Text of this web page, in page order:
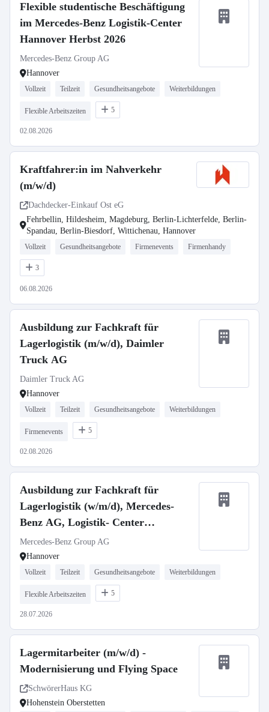
Flexible studentische Beschäftigung
im Mercedes-Benz Logistik-Center
Hannover Herbst 2026
Mercedes-Benz Group AG
Hannover
Vollzeit Teilzeit Gesundheitsangebote Weiterbildungen
Flexible Arbeitszeiten 5
02.08.2026
Kraftfahrer:in im Nahverkehr
(m/w/d)
Dachdecker-Einkauf Ost eG
Fehrbellin, Hildesheim, Magdeburg, Berlin-Lichterfelde, Berlin-
Spandau, Berlin-Biesdorf, Wittichenau, Hannover
Vollzeit Gesundheitsangebote Firmenevents Firmenhandy
3
06.08.2026
Ausbildung zur Fachkraft für
Lagerlogistik (m/w/d), Daimler
Truck AG
Daimler Truck AG
Hannover
Vollzeit Teilzeit Gesundheitsangebote Weiterbildungen
Firmenevents 5
02.08.2026
Ausbildung zur Fachkraft für
Lagerlogistik (w/m/d), Mercedes-
Benz AG, Logistik- Center
Hannover, Ausbildungsbeginn
23.08.2027
Mercedes-Benz Group AG
Hannover
Vollzeit Teilzeit Gesundheitsangebote Weiterbildungen
Flexible Arbeitszeiten 5
28.07.2026
Lagermitarbeiter (m/w/d) -
Modernisierung und Flying Space
SchwörerHaus KG
Hohenstein Oberstetten